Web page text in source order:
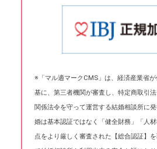
※「マル適マークCMS」は、経済産業省
基に、第三者機関が審査し、特定商取引
関係法令を守って運営する結婚相談所に
婚は基本認証ではなく「健全財務」「人
点をより厳しく審査された【総合認証】